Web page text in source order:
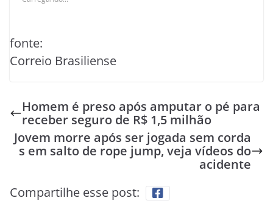
fonte:
Correio Brasiliense
Homem é preso após amputar o pé para
receber seguro de R$ 1,5 milhão
Jovem morre após ser jogada sem corda
s em salto de rope jump, veja vídeos do
acidente
Compartilhe esse post: